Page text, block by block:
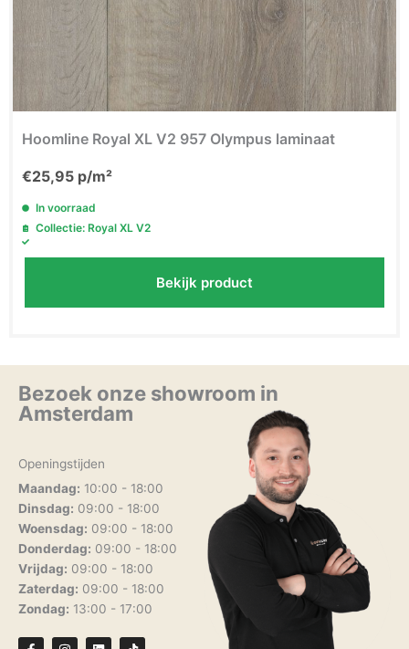
Hoomline Royal XL V2 957 Olympus laminaat
€25,95 p/m²
In voorraad
Collectie: Royal XL V2
Bekijk product
Bezoek onze showroom in
Amsterdam
Openingstijden
Maandag: 10:00 - 18:00
Dinsdag: 09:00 - 18:00
Woensdag: 09:00 - 18:00
Donderdag: 09:00 - 18:00
Vrijdag: 09:00 - 18:00
Zaterdag: 09:00 - 18:00
Zondag: 13:00 - 17:00
F
I
L
T